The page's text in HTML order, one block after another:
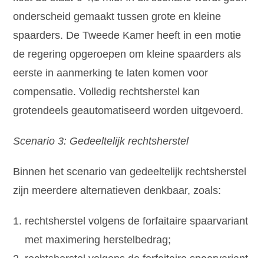
onderscheid gemaakt tussen grote en kleine
spaarders. De Tweede Kamer heeft in een motie
de regering opgeroepen om kleine spaarders als
eerste in aanmerking te laten komen voor
compensatie. Volledig rechtsherstel kan
grotendeels geautomatiseerd worden uitgevoerd.
Scenario 3: Gedeeltelijk rechtsherstel
Binnen het scenario van gedeeltelijk rechtsherstel
zijn meerdere alternatieven denkbaar, zoals:
rechtsherstel volgens de forfaitaire spaarvariant
met maximering herstelbedrag;